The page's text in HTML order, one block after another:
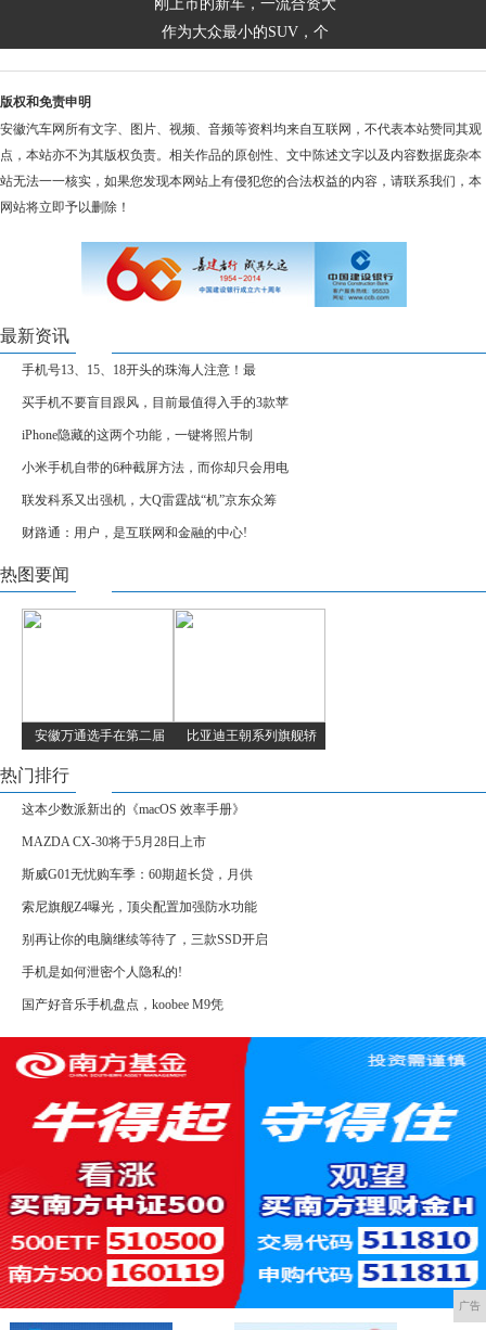
刚上市的新车，一流合资大
作为大众最小的SUV，个
版权和免责申明
安徽汽车网所有文字、图片、视频、音频等资料均来自互联网，不代表本站赞同其观
点，本站亦不为其版权负责。相关作品的原创性、文中陈述文字以及内容数据庞杂本
站无法一一核实，如果您发现本网站上有侵犯您的合法权益的内容，请联系我们，本
网站将立即予以删除！
最新资讯
手机号13、15、18开头的珠海人注意！最
买手机不要盲目跟风，目前最值得入手的3款苹
iPhone隐藏的这两个功能，一键将照片制
小米手机自带的6种截屏方法，而你却只会用电
联发科系又出强机，大Q雷霆战“机”京东众筹
财路通：用户，是互联网和金融的中心!
热图要闻
安徽万通选手在第二届 比亚迪王朝系列旗舰轿
热门排行
这本少数派新出的《macOS 效率手册》
MAZDA CX-30将于5月28日上市
斯威G01无忧购车季：60期超长贷，月供
索尼旗舰Z4曝光，顶尖配置加强防水功能
别再让你的电脑继续等待了，三款SSD开启
手机是如何泄密个人隐私的!
国产好音乐手机盘点，koobee M9凭
广告